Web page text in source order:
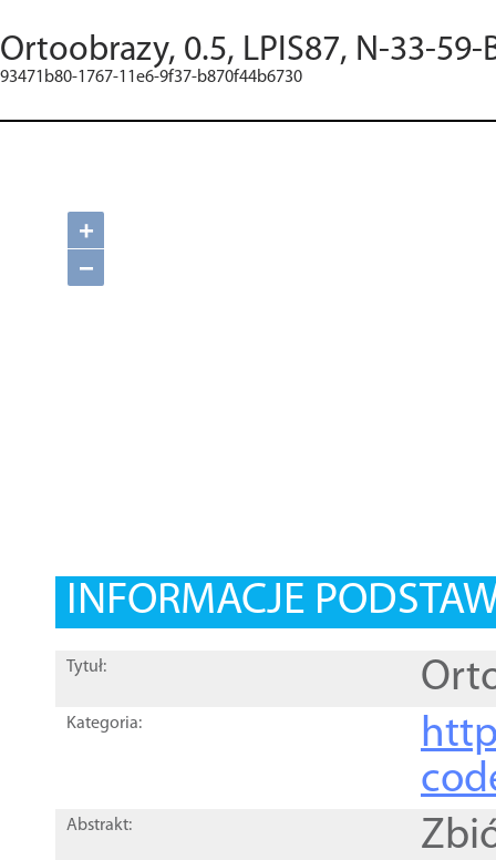
Ortoobrazy, 0.5, LPIS87, N-33-59-
93471b80-1767-11e6-9f37-b870f44b6730
+
−
INFORMACJE
Tytuł:
Kategoria:
Abstrakt: